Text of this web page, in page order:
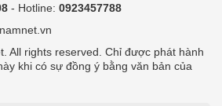
- Hotline: 0923457788
All rights reserved. Chỉ được phát hành
khi có sự đồng ý bằng văn bản của